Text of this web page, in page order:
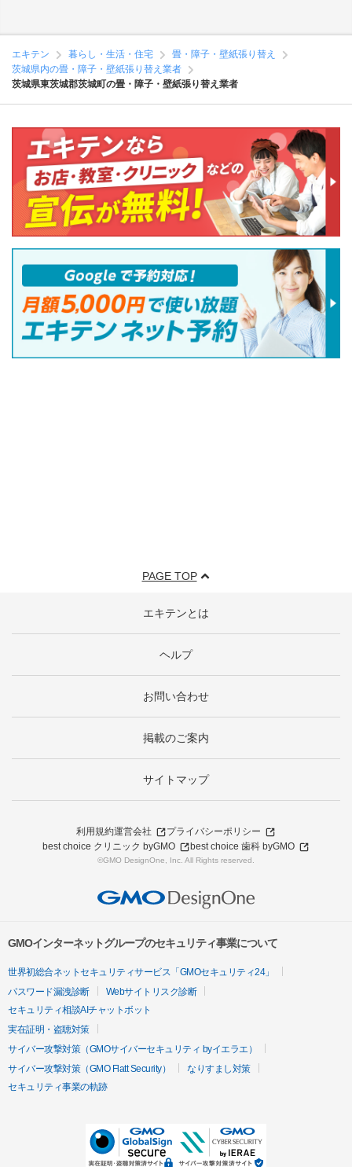
エキテン 暮らし・生活・住宅
畳・障子・壁紙張り替え
茨城県内の畳・障子・壁紙張り替え業者
茨城県東茨城郡茨城町の畳・障子・壁紙張り替え業者
PAGE TOP
エキテンとは
ヘルプ
お問い合わせ
掲載のご案内
サイトマップ
利用規約運営会社
プライバシーポリシー
best choice クリニック byGMO
best choice 歯科 byGMO
©GMO DesignOne, Inc. All Rights reserved.
GMOインターネットグループのセキュリティ事業について
世界初総合ネットセキュリティサービス「GMOセキュリティ24」
パスワード漏洩診断
Webサイトリスク診断
セキュリティ相談AIチャットボット
実在証明・盗聴対策
サイバー攻撃対策（GMOサイバーセキュリティ byイエラエ）
サイバー攻撃対策（GMO Flatt Security）
なりすまし対策
セキュリティ事業の軌跡